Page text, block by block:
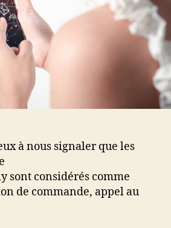
à nous signaler que les
sont considérés comme
de commande, appel au